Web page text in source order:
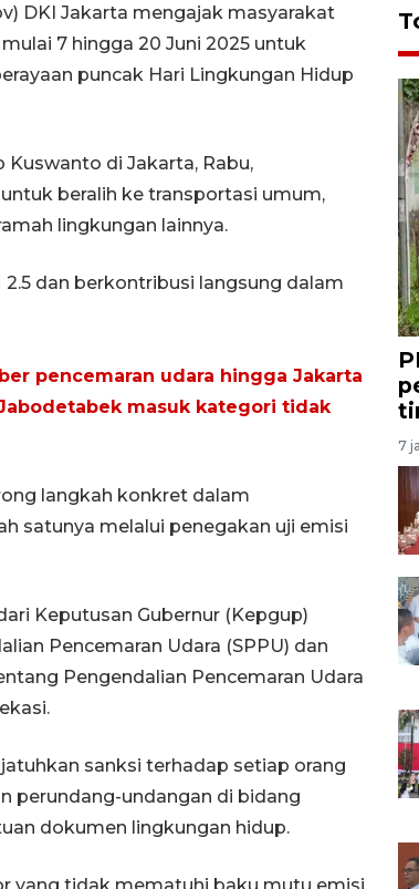
DKI Jakarta mengajak masyarakat
7 hingga 20 Juni 2025 untuk
puncak Hari Lingkungan Hidup
Kuswanto di Jakarta, Rabu,
beralih ke transportasi umum,
lingkungan lainnya.
dan berkontribusi langsung dalam
pencemaran udara hingga Jakarta
masuk kategori tidak
langkah konkret dalam
satunya melalui penegakan uji emisi
Keputusan Gubernur (Kepgup)
Pencemaran Udara (SPPU) dan
Pengendalian Pencemaran Udara
sanksi terhadap setiap orang
perundang-undangan di bidang
dokumen lingkungan hidup.
yang tidak mematuhi baku mutu emisi
7